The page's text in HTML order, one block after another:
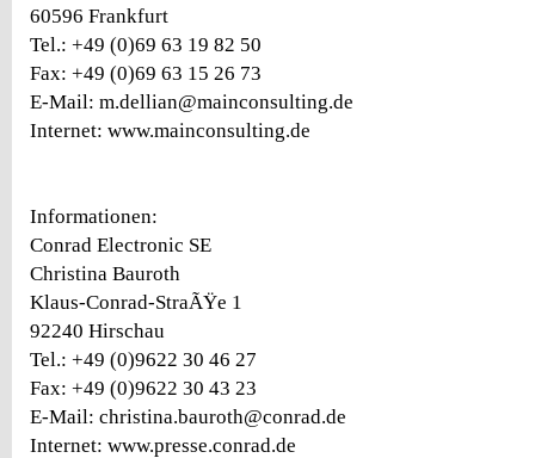
60596 Frankfurt
Tel.: +49 (0)69 63 19 82 50
Fax: +49 (0)69 63 15 26 73
E-Mail: m.dellian@mainconsulting.de
Internet: www.mainconsulting.de
Informationen:
Conrad Electronic SE
Christina Bauroth
Klaus-Conrad-StraÃŸe 1
92240 Hirschau
Tel.: +49 (0)9622 30 46 27
Fax: +49 (0)9622 30 43 23
E-Mail: christina.bauroth@conrad.de
Internet: www.presse.conrad.de